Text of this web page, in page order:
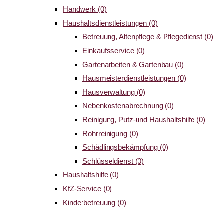
Handwerk (0)
Haushaltsdienstleistungen (0)
Betreuung, Altenpflege & Pflegedienst (0)
Einkaufsservice (0)
Gartenarbeiten & Gartenbau (0)
Hausmeisterdienstleistungen (0)
Hausverwaltung (0)
Nebenkostenabrechnung (0)
Reinigung, Putz-und Haushaltshilfe (0)
Rohrreinigung (0)
Schädlingsbekämpfung (0)
Schlüsseldienst (0)
Haushaltshilfe (0)
KfZ-Service (0)
Kinderbetreuung (0)